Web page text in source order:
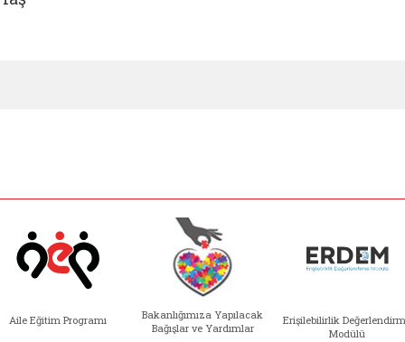
Aile Eğitim Programı
Bakanlığımıza Yapılacak
Bağışlar ve Yardımlar
Erişilebilirlik
Modülü